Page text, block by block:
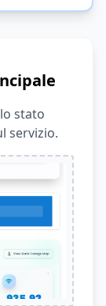
stato
servizio.